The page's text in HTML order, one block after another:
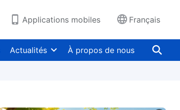
Applications mobiles Français
Actualités À propos de nous